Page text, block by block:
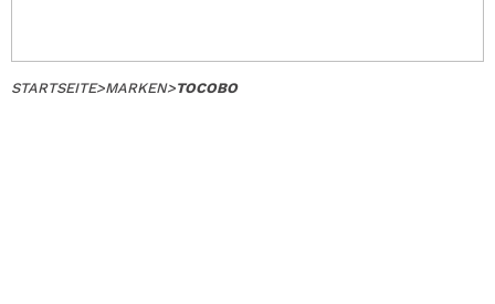
STARTSEITE>MARKEN>TOCOBO